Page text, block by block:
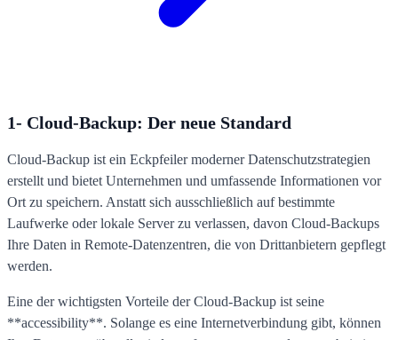
1- Cloud-Backup: Der neue Standard
Cloud-Backup ist ein Eckpfeiler moderner Datenschutzstrategien
erstellt und bietet Unternehmen und umfassende Informationen vor
Ort zu speichern. Anstatt sich ausschließlich auf bestimmte
Laufwerke oder lokale Server zu verlassen, davon Cloud-Backups
Ihre Daten in Remote-Datenzentren, die von Drittanbietern gepflegt
werden.
Eine der wichtigsten Vorteile der Cloud-Backup ist seine
**accessibility**. Solange es eine Internetverbindung gibt, können